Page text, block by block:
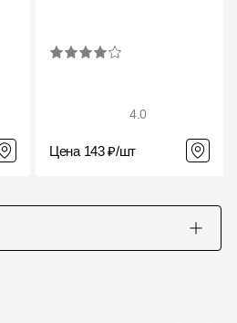
4.0
Цена 143 ₽/шт